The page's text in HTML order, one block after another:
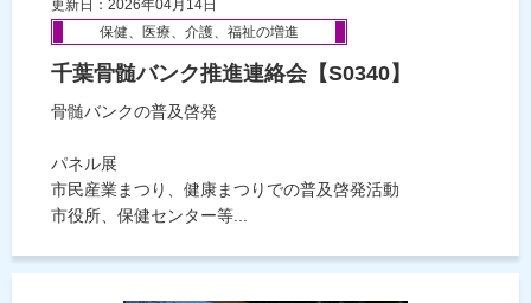
更新日：2026年04月14日
保健、医療、介護、福祉の増進
千葉骨髄バンク推進連絡会【S0340】
骨髄バンクの普及啓発
パネル展
市民産業まつり、健康まつりでの普及啓発活動
市役所、保健センター等...